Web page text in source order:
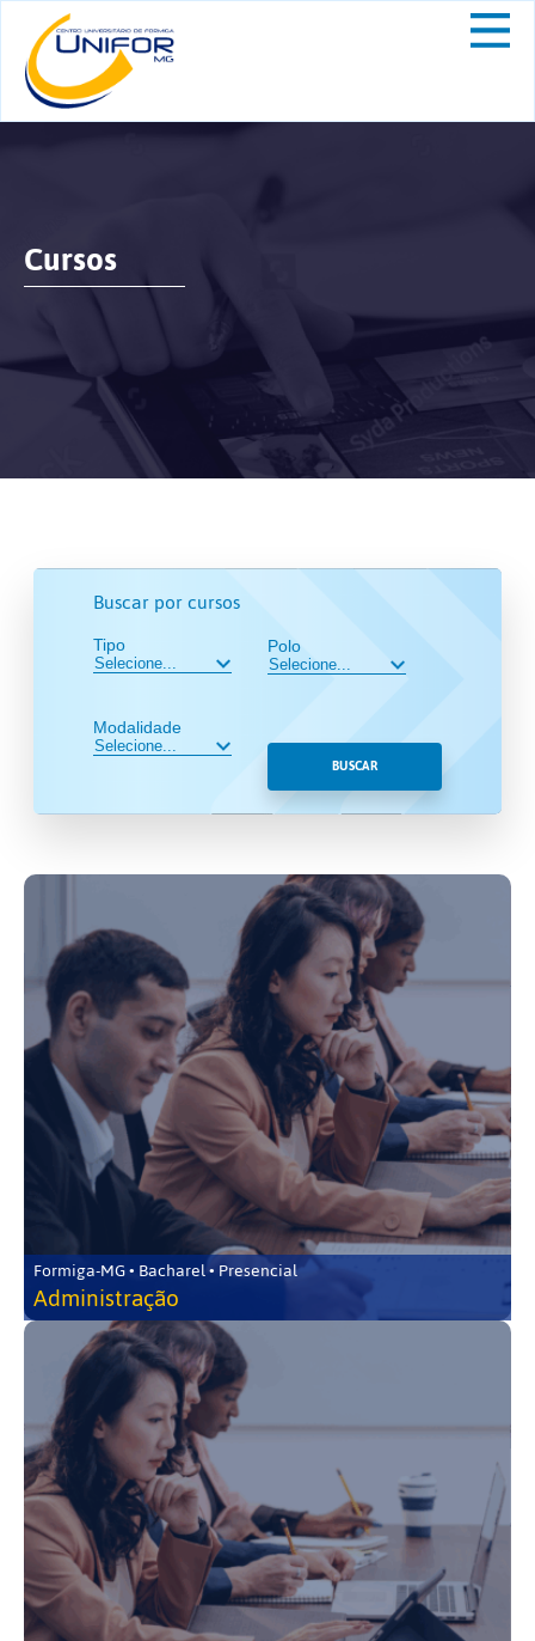
Cursos
Buscar por cursos
Tipo
Modalidade
Polo
BUSCAR
Formiga-MG • Bacharel • Presencial
Administração